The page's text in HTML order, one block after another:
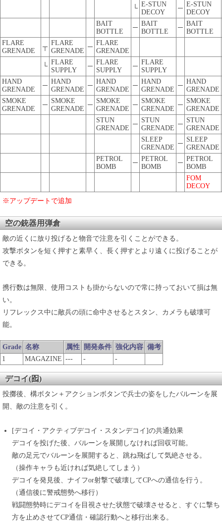
└
E-STUN
DECOY
─
E-STUN
DECOY
BAIT
BOTTLE
─
BAIT
BOTTLE
─
BAIT
BOTTLE
FLARE
GRENADE
┬
FLARE
GRENADE
─
FLARE
GRENADE
└
FLARE
SUPPLY
─
FLARE
SUPPLY
─
FLARE
SUPPLY
HAND
GRENADE
─
HAND
GRENADE
─
HAND
GRENADE
─
HAND
GRENADE
─
HAND
GRENADE
SMOKE
GRENADE
─
SMOKE
GRENADE
─
SMOKE
GRENADE
─
SMOKE
GRENADE
─
SMOKE
GRENADE
STUN
GRENADE
─
STUN
GRENADE
─
STUN
GRENADE
SLEEP
GRENADE
─
SLEEP
GRENADE
PETROL
BOMB
─
PETROL
BOMB
─
PETROL
BOMB
FOM
DECOY
※アップデートで追加
空の銃器用弾倉
敵の近くに放り投げると物音で注意を引くことができる。
攻撃ボタンを短く押すと素早く、長く押すとより遠くに投げることが
できる。
携行数は無限、使用コストも掛からないので常に持っておいて損は無
い。
リフレックス中に敵兵の頭に命中させるとスタン、カメラも破壊可
能。
Grade 名称 属性 開発条件 強化内容 備考
1
MAGAZINE --- - -
デコイ(囮)
投擲後、構ボタン＋アクションボタンで兵士の姿をしたバルーンを展
開、敵の注意を引く。
[デコイ・アクティブデコイ・スタンデコイ]の共通効果
デコイを投げた後、バルーンを展開しなければ回収可能。
敵の足元でバルーンを展開すると、跳ね飛ばして気絶させる。
（操作キャラも近ければ気絶してしまう）
デコイを発見後、ナイフor射撃で破壊してCPへの通信を行う。
（通信後に警戒態勢へ移行）
戦闘態勢時にデコイを目視させた状態で破壊させると、すぐに撃ち
方を止めさせてCP通信・確認行動へと移行出来る。